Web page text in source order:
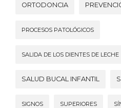
ORTODONCIA
PROCESOS PATOLÓGICOS
SALIDA DE LOS DIENTES DE LECHE
SALUD BUCAL INFANTIL
SIGNOS SUPERIORES